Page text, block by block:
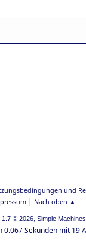
und
| Nach oben ▲
© 2026, Simple Machines
0.067 Sekunden mit 19